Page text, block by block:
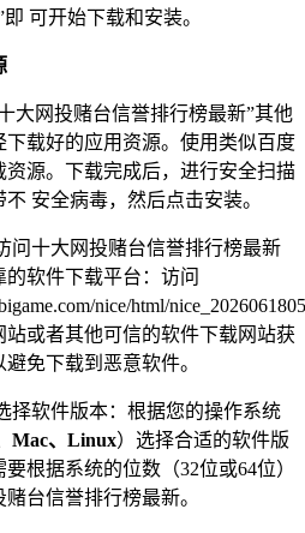
可开始下载和安装。
大网投赌台信誉排行榜最新”其他
下载好的应用资源。使用类似百度
资源。下载完成后，进行安全扫描
安全病毒，然后点击安装。
问十大网投赌台信誉排行榜最新
的软件下载平台：访问
nice/html/
站或者其他可信的软件下载网站获
免下载到恶意软件。
择软件版本：根据您的操作系统
Mac、Linux）选择合适的软件版
根据系统的位数（32位或64位）
台信誉排行榜最新。